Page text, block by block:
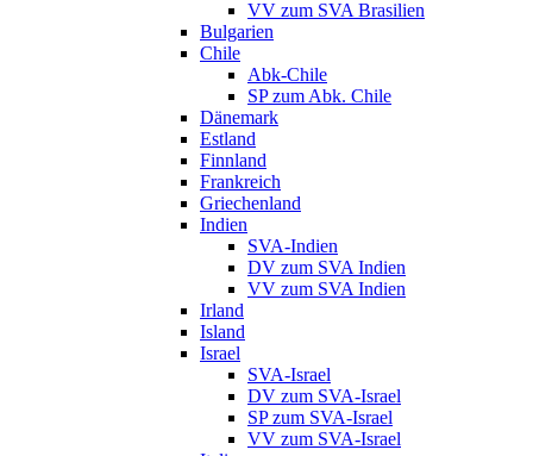
VV zum SVA Brasilien
Bulgarien
Chile
Abk-Chile
SP zum Abk. Chile
Dänemark
Estland
Finnland
Frankreich
Griechenland
Indien
SVA-Indien
DV zum SVA Indien
VV zum SVA Indien
Irland
Island
Israel
SVA-Israel
DV zum SVA-Israel
SP zum SVA-Israel
VV zum SVA-Israel